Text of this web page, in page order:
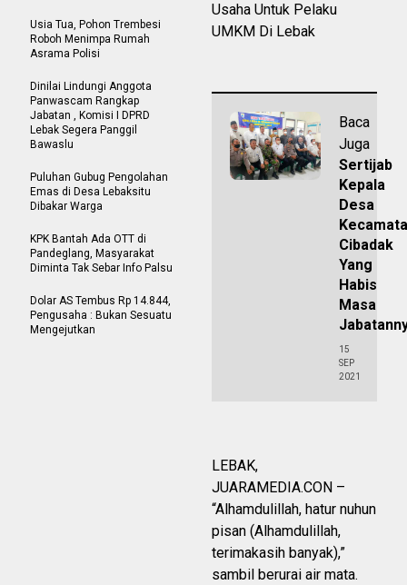
Usaha Untuk Pelaku
UMKM Di Lebak
Baca
Juga
Sertijab
Kepala
Desa
Cibadak
Yang
Habis
Masa
15
SEP
2021
LEBAK,
JUARAMEDIA.CON –
“Alhamdulillah, hatur nuhun
pisan (Alhamdulillah,
terimakasih banyak),”
sambil berurai air mata.
Usia Tua, Pohon Trembesi
Roboh Menimpa Rumah
Asrama Polisi
Dinilai Lindungi Anggota
Panwascam Rangkap
Jabatan , Komisi I DPRD
Lebak Segera Panggil
Bawaslu
Puluhan Gubug Pengolahan
Emas di Desa Lebaksitu
Dibakar Warga
KPK Bantah Ada OTT di
Pandeglang, Masyarakat
Diminta Tak Sebar Info Palsu
Dolar AS Tembus Rp 14.844,
Pengusaha : Bukan Sesuatu
Mengejutkan